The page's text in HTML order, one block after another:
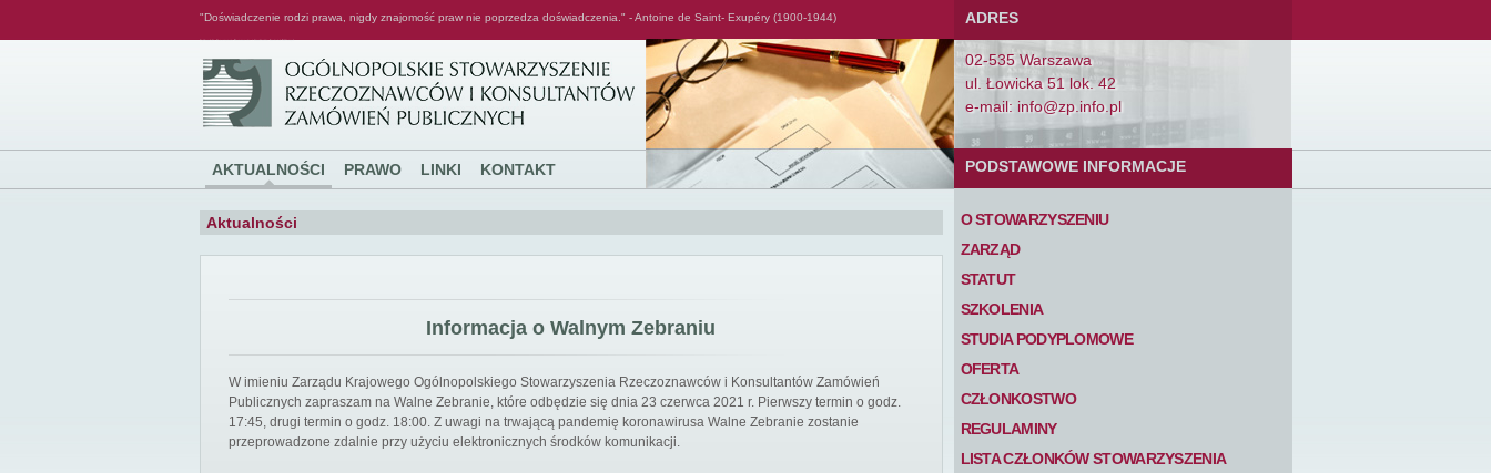
"Doświadczenie rodzi prawa, nigdy znajomość praw nie poprzedza doświadczenia." - Antoine de Saint- Exupéry (1900-1944)
AKTUALNOŚCI PRAWO LINKI KONTAKT
ADRES
02-535 Warszawa
ul. Łowicka 51 lok. 42
e-mail: info@zp.info.pl
PODSTAWOWE INFORMACJE
O STOWARZYSZENIU
ZARZĄD
STATUT
SZKOLENIA
STUDIA PODYPLOMOWE
OFERTA
CZŁONKOSTWO
REGULAMINY
LISTA CZŁONKÓW STOWARZYSZENIA
Aktualności
Informacja o Walnym Zebraniu
W imieniu Zarządu Krajowego Ogólnopolskiego Stowarzyszenia Rzeczoznawców i Konsultantów Zamówień
Publicznych zapraszam na Walne Zebranie, które odbędzie się dnia 23 czerwca 2021 r. Pierwszy termin o godz.
17:45, drugi termin o godz. 18:00. Z uwagi na trwającą pandemię koronawirusa Walne Zebranie zostanie
przeprowadzone zdalnie przy użyciu elektronicznych środków komunikacji.